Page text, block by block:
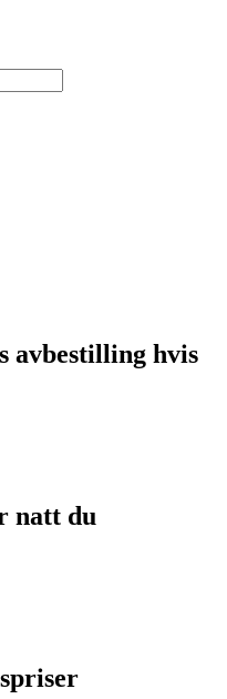
avbestilling hvis
natt du